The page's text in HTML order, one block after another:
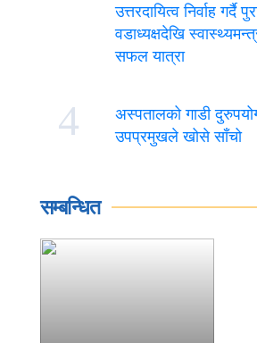
उत्तरदायित्व निर्वाह गर्दै
वडाध्यक्षदेखि
सफल यात्रा
4
अस्पतालको गाडी
उपप्रमुखले खोसे साँचो
सम्बन्धित